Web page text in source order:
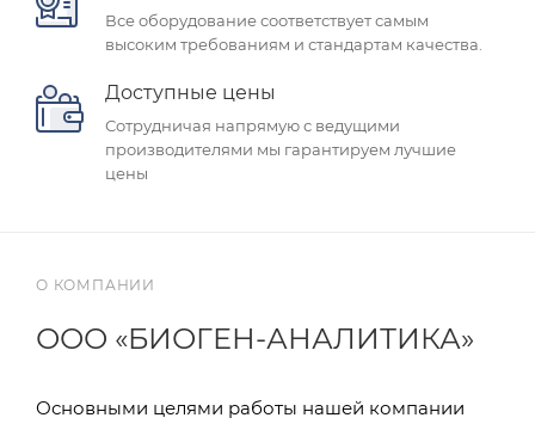
Все оборудование соответствует самым
высоким требованиям и стандартам качества.
Доступные цены
Сотрудничая напрямую с ведущими
производителями мы гарантируем лучшие
цены
О КОМПАНИИ
ООО «БИОГЕН-АНАЛИТИКА»
Основными целями работы нашей компании